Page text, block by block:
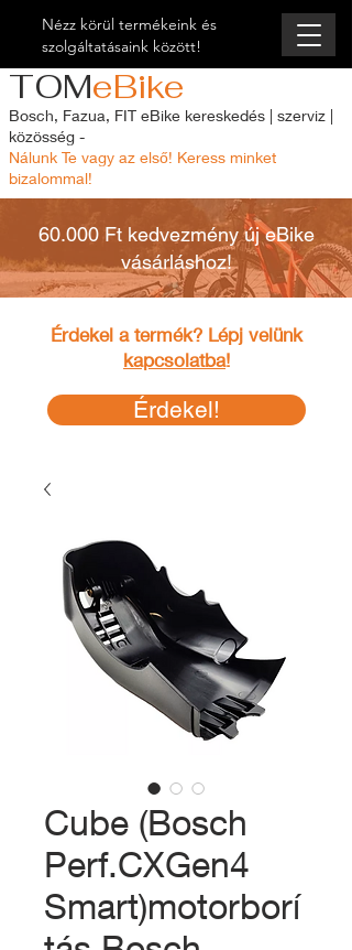
Nézz körül termékeink és
szolgáltatásaink között!
TOMeBike
Bosch, Fazua, FIT eBike kereskedés | szerviz |
közösség -
Nálunk Te vagy az első! Keress minket
bizalommal!
60.000 Ft kedvezmény új eBike
vásárláshoz!
Érdekel a termék? Lépj velünk
kapcsolatba!
Érdekel!
Cube (Bosch
Perf.CXGen4
Smart)motorborí